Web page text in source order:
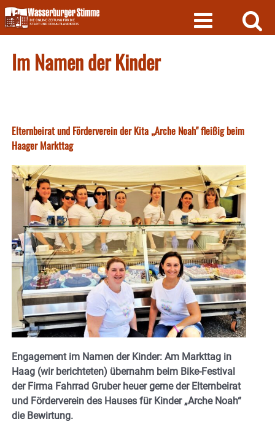
Skip
to
content
Im Namen der Kinder
Elternbeirat und Förderverein der Kita „Arche Noah" fleißig beim
Haager Markttag
Engagement im Namen der Kinder: Am Markttag in
Haag (wir berichteten) übernahm beim Bike-Festival
der Firma Fahrrad Gruber heuer gerne der Elternbeirat
und Förderverein des Hauses für Kinder „Arche Noah“
die Bewirtung.